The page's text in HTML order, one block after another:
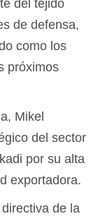
del tejido
de defensa,
como los
próximos
Mikel
del sector
por su alta
exportadora.
de la